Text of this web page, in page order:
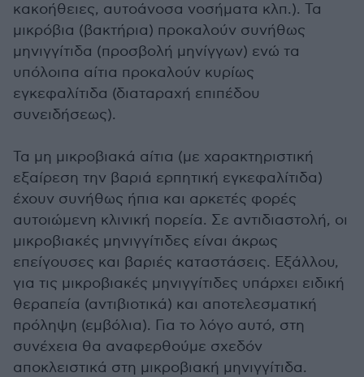
κακοήθειες, αυτοάνοσα νοσήματα κλπ.). Τα
μικρόβια (βακτήρια) προκαλούν συνήθως
μηνιγγίτιδα (προσβολή μηνίγγων) ενώ τα
υπόλοιπα αίτια προκαλούν κυρίως
εγκεφαλίτιδα (διαταραχή επιπέδου
συνειδήσεως).
Τα μη μικροβιακά αίτια (με χαρακτηριστική
εξαίρεση την βαριά ερπητική εγκεφαλίτιδα)
έχουν συνήθως ήπια και αρκετές φορές
αυτοιώμενη κλινική πορεία. Σε αντιδιαστολή, οι
μικροβιακές μηνιγγίτιδες είναι άκρως
επείγουσες και βαριές καταστάσεις. Εξάλλου,
για τις μικροβιακές μηνιγγίτιδες υπάρχει ειδική
θεραπεία (αντιβιοτικά) και αποτελεσματική
πρόληψη (εμβόλια). Για το λόγο αυτό, στη
συνέχεια θα αναφερθούμε σχεδόν
αποκλειστικά στη μικροβιακή μηνιγγίτιδα.